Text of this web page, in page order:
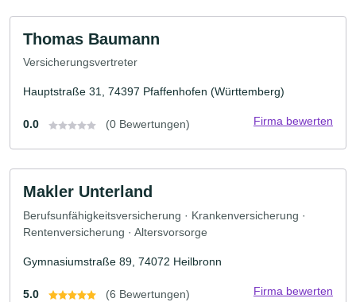
Thomas Baumann
Versicherungsvertreter
Hauptstraße 31, 74397 Pfaffenhofen (Württemberg)
0.0 (0 Bewertungen) Firma bewerten
Makler Unterland
Berufsunfähigkeitsversicherung · Krankenversicherung ·
Rentenversicherung · Altersvorsorge
Gymnasiumstraße 89, 74072 Heilbronn
5.0 (6 Bewertungen) Firma bewerten